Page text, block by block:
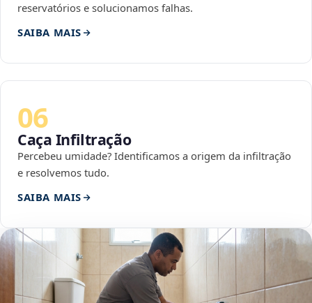
reservatórios e solucionamos falhas.
SAIBA MAIS
06
Caça Infiltração
Percebeu umidade? Identificamos a origem da infiltração
e resolvemos tudo.
SAIBA MAIS